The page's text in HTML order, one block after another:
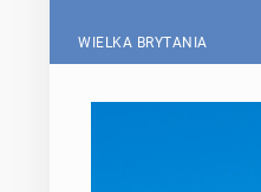
WIELKA BRYTANIA